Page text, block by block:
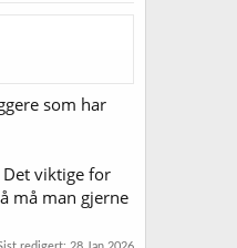
som har
viktige for
må man gjerne